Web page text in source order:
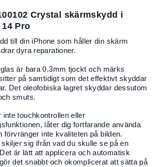
Crystal skärmskydd i
Pro
till din iPhone som håller din skärm
dyra reparationer.
är bara 0.3mm tjockt och märks
på samtidigt som det effektivt skyddar
Det oleofobiska lagret skyddar dessutom
smuts.
touchkontrollen eller
låter dig fortfarande använda
förvränger inte kvaliteten på bilden.
sig ifrån vad du skulle se på en
är lätt att applicera och automatisk
det snabbt och okomplicerat att sätta på